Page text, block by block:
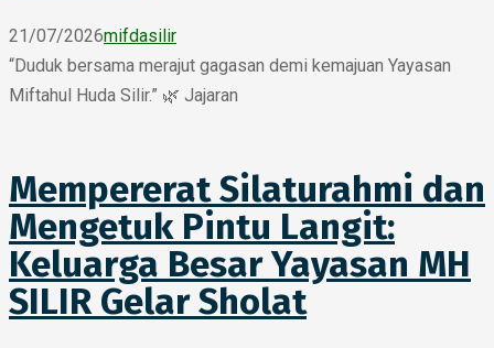
21/07/2026mifdasilir
“Duduk bersama merajut gagasan demi kemajuan Yayasan
Miftahul Huda Silir.” 🌿 Jajaran
Mempererat Silaturahmi dan
Mengetuk Pintu Langit:
Keluarga Besar Yayasan MH
SILIR Gelar Sholat